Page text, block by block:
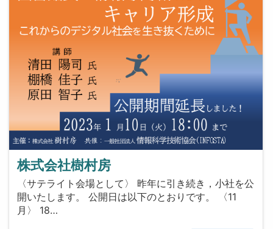
株式会社樹村房
〈サテライト会場として〉 昨年に引き続き，小社を公
開いたします。 公開日は以下のとおりです。 〈11
月〉 18…